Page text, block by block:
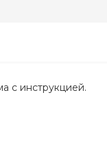
с инструкцией.